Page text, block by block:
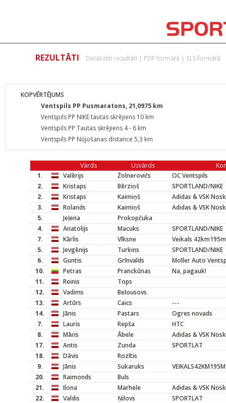
REZULTĀTI Detalizēti rezultāti | PDF formātā | XLS formātā
KOPVĒRTĒJUMS
Ventspils PP Pusmaratons, 21,0975 km
Ventspils PP NIKE tautas skrējiens 10 km
Ventspils PP Tautas skrējiens 4 - 6 km
Ventspils PP Nūjošanas distance 5,3 km
Vārds Uzvārds
1.
Valērijs Žolnerovičs
OC Ventspils
2.
Kristaps Bērziņš
SPORTLAND/NIKE
2.
Kristaps Kaimiņš
Adidas & VSK
3.
Rolands Kaimiņš
Adidas & VSK
5.
Jeļena
Prokopčuka
4.
Anatolijs Macuks
SPORTLAND/NIKE
7.
Kārlis Vīksne
Veikals 42km195m
5.
Jevgēnijs Turkins
SPORTLAND/NIKE
6.
Guntis Grīnvalds
Moller Auto
10.
Petras Pranckūnas
Na, pagauk!
11.
Reinis
Tops
12.
Vadims
Belousovs
13.
Artūrs Caics
---
14.
Jānis Pastars
Ogres novads
7.
Lauris Repša
HTC
8.
Māris Ābele
Adidas & VSK
17.
Antis Zunda
SPORTLAT
18.
Dāvis
Rozītis
9.
Jānis Sukaruks
VEIKALS42KM195M
20.
Raimonds
Buls
21.
Ilona Marhele
Adidas & VSK
22.
Valdis Ņilovs
SPORTLAT